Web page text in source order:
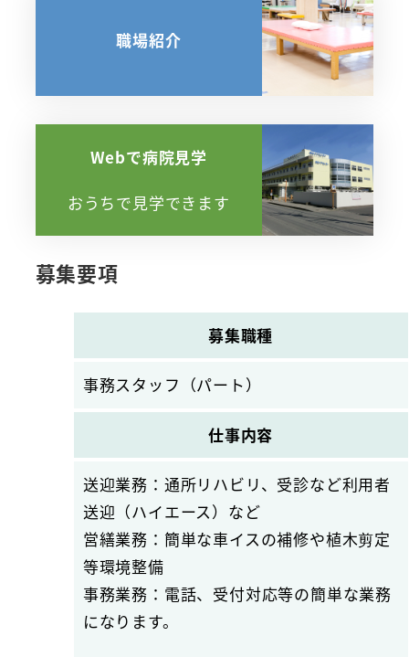
職場紹介
ら
に
詳
く
Webで病院見学
おうちで見学できます
さ
詳
し
く
募集要項
募集職種
事務スタッフ（パート）
仕事内容
送迎業務：通所リハビリ、受診など利用者
送迎（ハイエース）など
営繕業務：簡単な車イスの補修や植木剪定
等環境整備
事務業務：電話、受付対応等の簡単な業務
になります。